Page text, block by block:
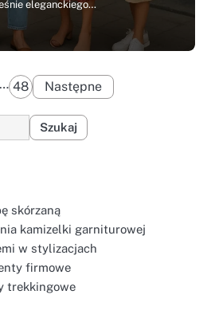
eleganckiego…
Stronicowanie
wpisów
… 48 Następne
skórzaną
kamizelki garniturowej
w stylizacjach
firmowe
trekkingowe